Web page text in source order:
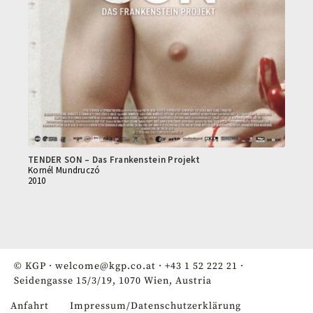
TENDER SON – Das Frankenstein Projekt
Kornél Mundruczó
2010
© KGP · welcome@kgp.co.at · +43 1 52 222 21 ·
Seidengasse 15/3/19, 1070 Wien, Austria
Anfahrt Impressum/Datenschutzerklärung